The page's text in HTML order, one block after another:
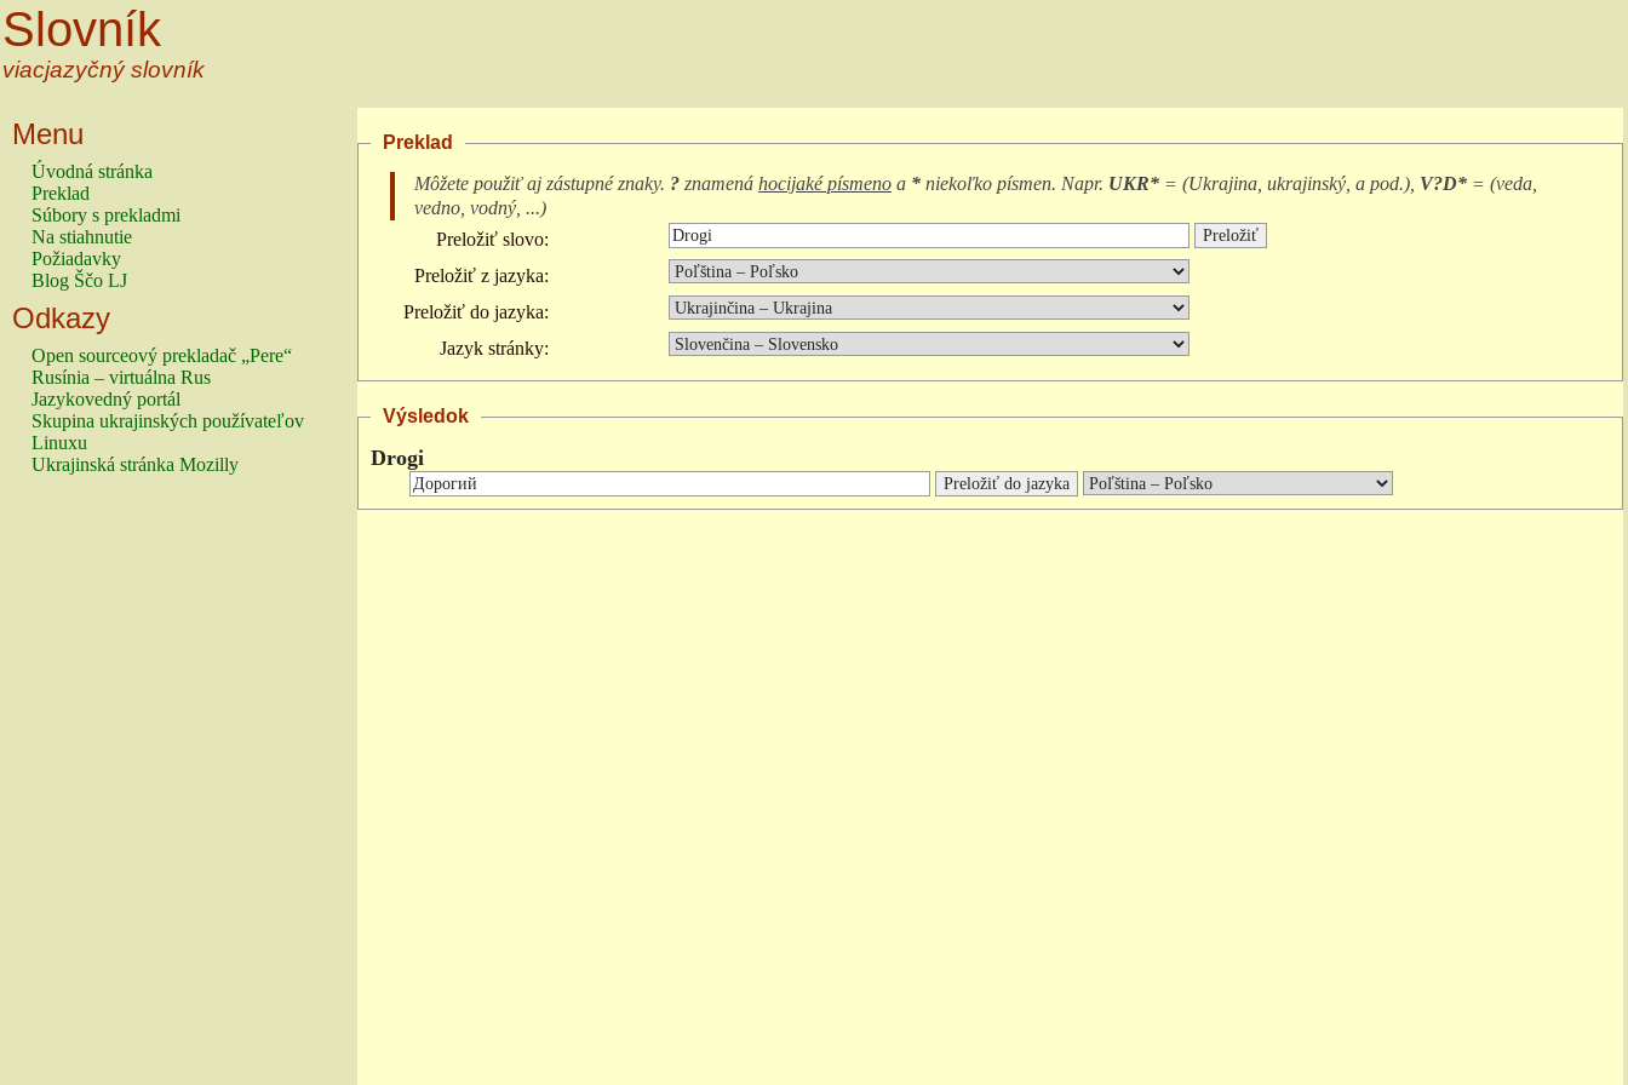
Slovník
viacjazyčný slovník
Menu
Úvodná stránka
Preklad
Súbory s prekladmi
Na stiahnutie
Požiadavky
Blog Ščo LJ
Odkazy
Open sourceový prekladač „Pere“
Rusínia – virtuálna Rus
Jazykovedný portál
Skupina ukrajinských používateľov
Linuxu
Ukrajinská stránka Mozilly
Preklad
Môžete použiť aj zástupné znaky. ? znamená hocijaké písmeno a * niekoľko písmen. Napr. UKR* = (Ukrajina, ukrajinský, a pod.), V?D* = (veda,
vedno, vodný, ...)
Preložiť slovo:
Preložiť z jazyka:
Preložiť do jazyka:
Jazyk stránky:
Výsledok
Drogi